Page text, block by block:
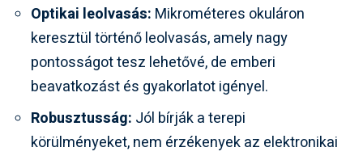
Optikai leolvasás: Mikrométeres okuláron
keresztül történő leolvasás, amely nagy
pontosságot tesz lehetővé, de emberi
beavatkozást és gyakorlatot igényel.
Robusztusság: Jól bírják a terepi
körülményeket, nem érzékenyek az elektronikai